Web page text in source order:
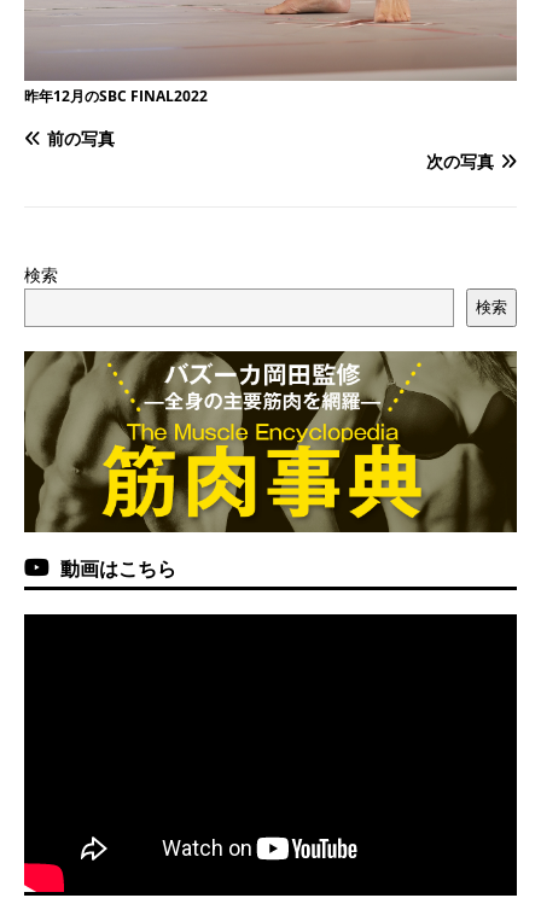
昨年12月のSBC FINAL2022
前の写真
次の写真
検索
検索
動画はこちら